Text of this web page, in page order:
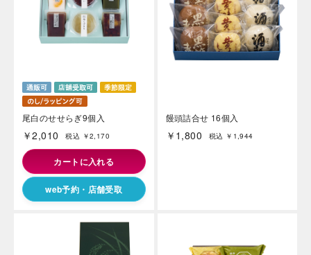
尾白のせせらぎ9個入
￥2,010 税込 ￥2,170
カートに入れる
web予約・店舗受取
饅頭詰合せ 16個入
￥1,800 税込 ￥1,944